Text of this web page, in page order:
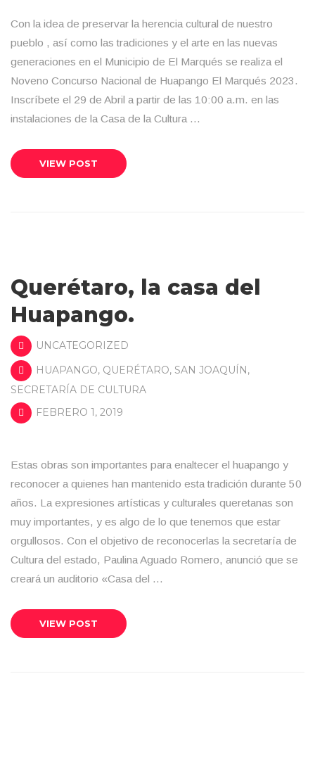
Con la idea de preservar la herencia cultural de nuestro
pueblo , así como las tradiciones y el arte en las nuevas
generaciones en el Municipio de El Marqués se realiza el
Noveno Concurso Nacional de Huapango El Marqués 2023.
Inscríbete el 29 de Abril a partir de las 10:00 a.m. en las
instalaciones de la Casa de la Cultura …
VIEW POST
Querétaro, la casa del
Huapango.
UNCATEGORIZED
HUAPANGO, QUERÉTARO, SAN JOAQUÍN,
SECRETARÍA DE CULTURA
FEBRERO 1, 2019
Estas obras son importantes para enaltecer el huapango y
reconocer a quienes han mantenido esta tradición durante 50
años. La expresiones artísticas y culturales queretanas son
muy importantes, y es algo de lo que tenemos que estar
orgullosos. Con el objetivo de reconocerlas la secretaría de
Cultura del estado, Paulina Aguado Romero, anunció que se
creará un auditorio «Casa del …
VIEW POST